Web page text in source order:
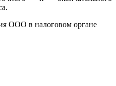
ООО в налоговом органе